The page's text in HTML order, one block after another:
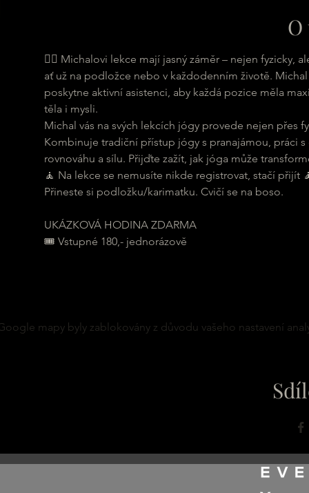
🧘‍♀ Michalovi lekce mají jasný záměr – nejen
ať už na podložce nebo v každodenním životě.
poskytne aktivní asistenci, aby každá pozice měla
těla i mysli.
Michal vás na svých lekcích jógy provede nejen
Kombinuje tradiční přístup jógy s pranajámou, práci
rovnováhu a sílu. Přijďte zažít, jak jóga může
🧘 Na lekce se nemusíte nikde registrovat, stačí přijít
Přineste si podložku/karimatku. Cvičí se na boso.
UKÁZKOVÁ HODINA ZDARMA
🎟 Vstupné 180,- jednorázově
mapy byly zablokovány z důvodu vašeho nastavení